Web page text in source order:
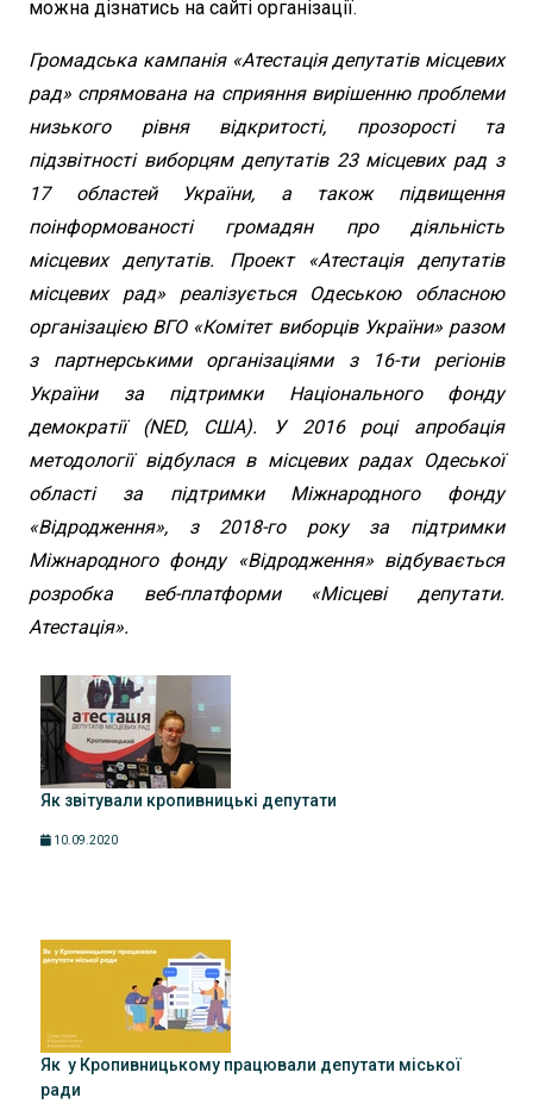
можна дізнатись на сайті організації.
Громадська кампанія «Атестація депутатів місцевих
рад» спрямована на сприяння вирішенню проблеми
низького рівня відкритості, прозорості та
підзвітності виборцям депутатів 23 місцевих рад з
17 областей України, а також підвищення
поінформованості громадян про діяльність
місцевих депутатів. Проект «Атестація депутатів
місцевих рад» реалізується Одеською обласною
організацією ВГО «Комітет виборців України» разом
з партнерськими організаціями з 16-ти регіонів
України за підтримки Національного фонду
демократії (NED, США). У 2016 році апробація
методології відбулася в місцевих радах Одеської
області за підтримки Міжнародного фонду
«Відродження», з 2018-го року за підтримки
Міжнародного фонду «Відродження» відбувається
розробка веб-платформи «Місцеві депутати.
Атестація».
Як звітували кропивницькі депутати
10.09.2020
Як у Кропивницькому працювали депутати міської
ради